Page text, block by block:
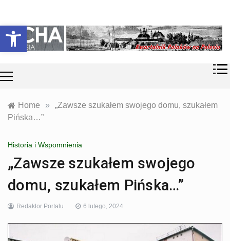
Otwórz pasek narzędzi
content
Echa
Polesia
współczesność
Polaków na
Polesiu.
Home » „Zawsze szukałem swojego domu, szukałem
Pińska…”
Historia i Wspomnienia
„Zawsze szukałem swojego
domu, szukałem Pińska…”
Redaktor Portalu 6 lutego, 2024